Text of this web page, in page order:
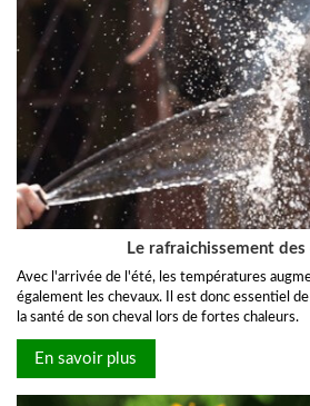
Le rafraichissement des
Avec l'arrivée de l'été, les températures
également les chevaux. Il est donc essentiel
la santé de son cheval lors de fortes chaleurs.
En savoir plus